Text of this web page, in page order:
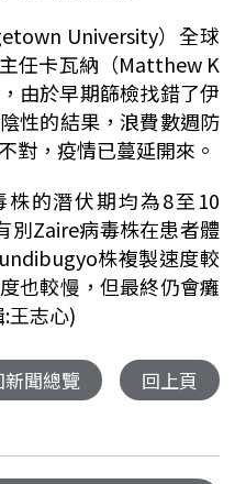
University）全球
任卡瓦納（Matthew K
由於早期篩檢找錯了伊
性的結果，浪費數週防
對，疫情已蔓延開來。
的潛伏期均為8至10
別Zaire病毒株在患者體
株複製速度較
也較慢，但最終仍會癱
王志心)
新聞總覽 回上頁